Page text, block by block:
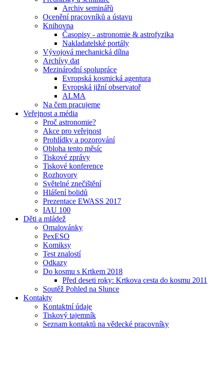
Archiv seminářů
Ocenění pracovníků a ústavu
Knihovna
Časopisy - astronomie & astrofyzika
Nakladatelské portály
Vývojová mechanická dílna
Archívy dat
Mezinárodní spolupráce
Evropská kosmická agentura
Evropská jižní observatoř
ALMA
Na čem pracujeme
Veřejnost a média
Proč astronomie?
Akce pro veřejnost
Prohlídky a pozorování
Obloha tento měsíc
Tiskové zprávy
Tiskové konference
Rozhovory
Světelné znečištění
Hlášení bolidů
Prezentace EWASS 2017
IAU 100
Děti a mládež
Omalovánky
PexESO
Komiksy
Test znalostí
Odkazy
Do kosmu s Krtkem 2018
Před deseti roky: Krtkova cesta do kosmu 2011
Soutěž Pohled na Slunce
Kontakty
Kontaktní údaje
Tiskový tajemník
Seznam kontaktů na vědecké pracovníky